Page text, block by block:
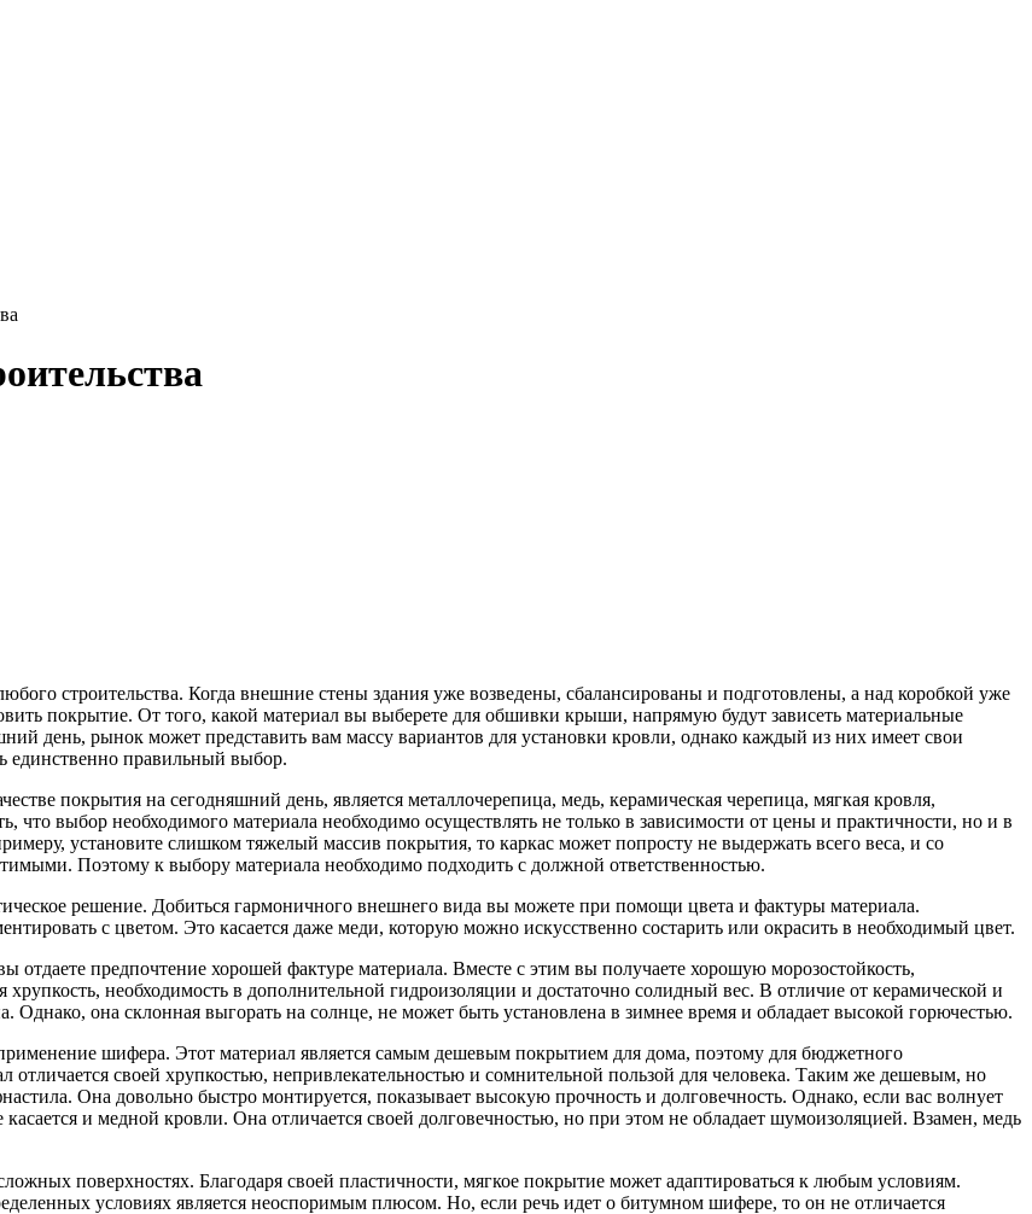
строительства. Когда внешние стены здания уже возведены, сбалансированы и подготовлены, а над коробкой уже
покрытие. От того, какой материал вы выберете для обшивки крыши, напрямую будут зависеть материальные
день, рынок может представить вам массу вариантов для установки кровли, однако каждый из них имеет свои
единственно правильный выбор.
покрытия на сегодняшний день, является металлочерепица, медь, керамическая черепица, мягкая кровля,
что выбор необходимого материала необходимо осуществлять не только в зависимости от цены и практичности, но и в
установите слишком тяжелый массив покрытия, то каркас может попросту не выдержать всего веса, и со
Поэтому к выбору материала необходимо подходить с должной ответственностью.
решение. Добиться гармоничного внешнего вида вы можете при помощи цвета и фактуры материала.
с цветом. Это касается даже меди, которую можно искусственно состарить или окрасить в необходимый цвет.
отдаете предпочтение хорошей фактуре материала. Вместе с этим вы получаете хорошую морозостойкость,
необходимость в дополнительной гидроизоляции и достаточно солидный вес. В отличие от керамической и
Однако, она склонная выгорать на солнце, не может быть установлена в зимнее время и обладает высокой горючестью.
шифера. Этот материал является самым дешевым покрытием для дома, поэтому для бюджетного
отличается своей хрупкостью, непривлекательностью и сомнительной пользой для человека. Таким же дешевым, но
Она довольно быстро монтируется, показывает высокую прочность и долговечность. Однако, если вас волнует
и медной кровли. Она отличается своей долговечностью, но при этом не обладает шумоизоляцией. Взамен, медь
поверхностях. Благодаря своей пластичности, мягкое покрытие может адаптироваться к любым условиям.
условиях является неоспоримым плюсом. Но, если речь идет о битумном шифере, то он не отличается